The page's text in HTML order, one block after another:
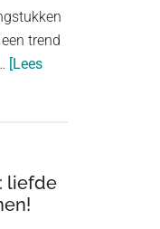
trend
[Lees
liefde